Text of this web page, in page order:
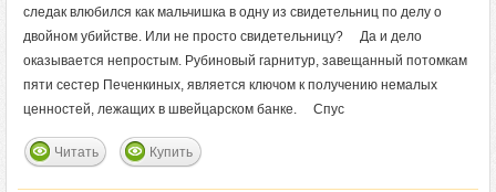
следак влюбился как мальчишка в одну из свидетельниц по делу о
двойном убийстве. Или не просто свидетельницу? Да и дело
оказывается непростым. Рубиновый гарнитур, завещанный потомкам
пяти сестер Печенкиных, является ключом к получению немалых
ценностей, лежащих в швейцарском банке. Спус
Читать Купить